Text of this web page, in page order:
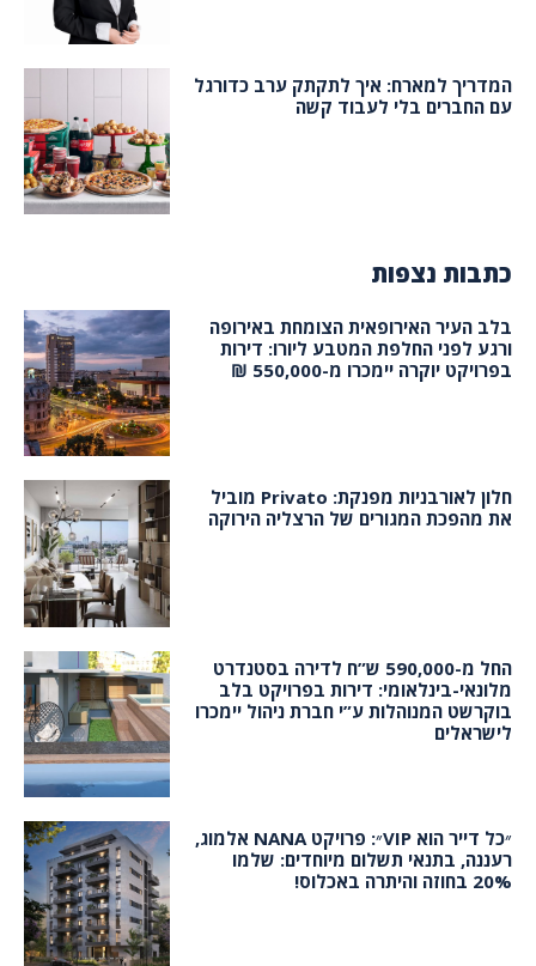
המדריך למארח: איך לתקתק ערב כדורגל
עם החברים בלי לעבוד קשה
כתבות נצפות
בלב העיר האירופאית הצומחת באירופה
ורגע לפני החלפת המטבע ליורו: דירות
בפרויקט יוקרה יימכרו מ-550,000 ₪
חלון לאורבניות מפנקת: Privato מוביל
את מהפכת המגורים של הרצליה הירוקה
החל מ-590,000 ש”ח לדירה בסטנדרט
מלונאי-בינלאומי: דירות בפרויקט בלב
בוקרשט המנוהלות ע”י חברת ניהול יימכרו
לישראלים
״כל דייר הוא VIP״: פרויקט NANA אלמוג,
רעננה, בתנאי תשלום מיוחדים: שלמו
20% בחוזה והיתרה באכלוס!